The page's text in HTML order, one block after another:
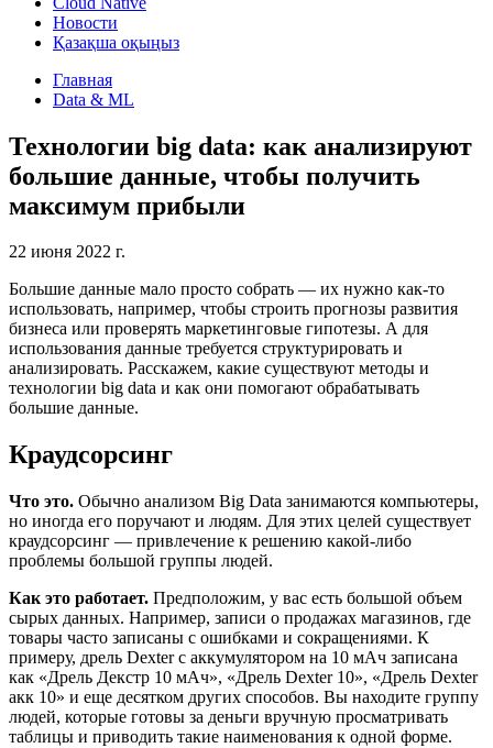
Новости
Қазақша оқыңыз
Главная
Data & ML
Технологии big data: как анализируют
большие данные, чтобы получить
максимум прибыли
22 июня 2022 г.
Большие данные мало просто собрать — их нужно как-то
использовать, например, чтобы строить прогнозы развития
бизнеса или проверять маркетинговые гипотезы. А для
использования данные требуется структурировать и
анализировать. Расскажем, какие существуют методы и
технологии big data и как они помогают обрабатывать
большие данные.
Краудсорсинг
Что это. Обычно анализом Big Data занимаются компьютеры,
но иногда его поручают и людям. Для этих целей существует
краудсорсинг — привлечение к решению какой-либо
проблемы большой группы людей.
Как это работает. Предположим, у вас есть большой объем
сырых данных. Например, записи о продажах магазинов, где
товары часто записаны с ошибками и сокращениями. К
примеру, дрель Dexter с аккумулятором на 10 мАч записана
как «Дрель Декстр 10 мАч», «Дрель Dexter 10», «Дрель Dexter
акк 10» и еще десятком других способов. Вы находите группу
людей, которые готовы за деньги вручную просматривать
таблицы и приводить такие наименования к одной форме.